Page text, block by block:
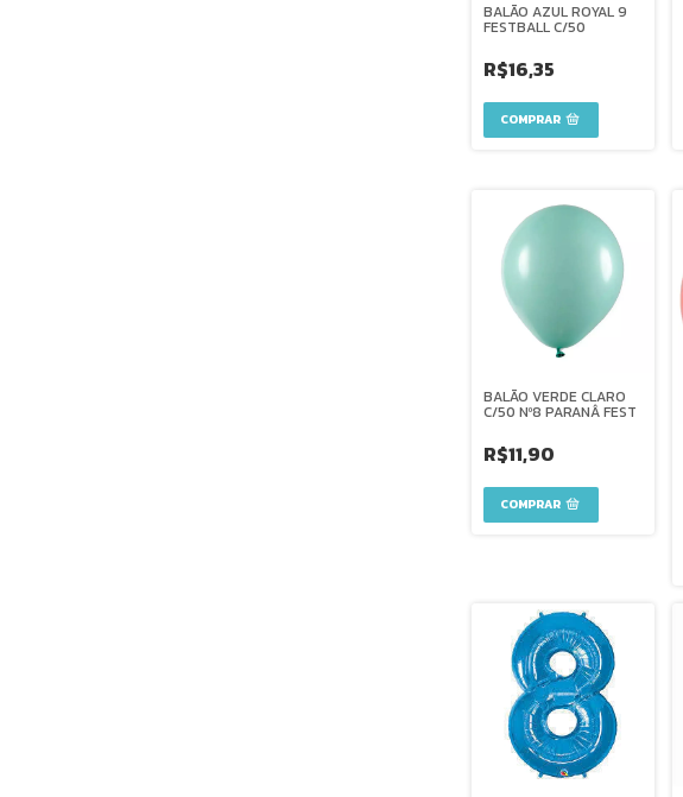
BALÃO AZUL ROYAL 9
FESTBALL C/50
R$16,35
BALÃO VERDE CLARO
C/50 Nº8 PARANÂ FEST
R$11,90